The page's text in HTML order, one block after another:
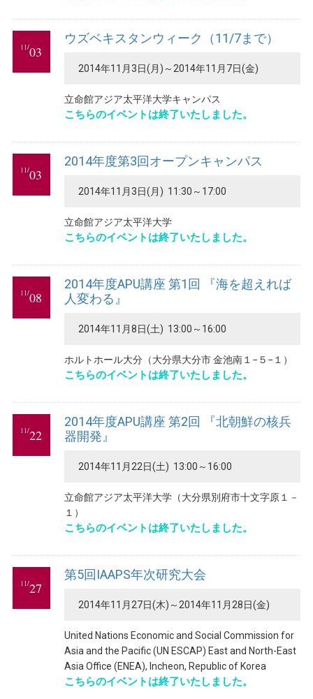
11/03
ウズベキスタンウィーク（11/7まで）
2014年11月3日(月)～2014年11月7日(金)
立命館アジア太平洋大学キャンパス
こちらのイベントは終了いたしました。
11/03
2014年度第3回オープンキャンパス
2014年11月3日(月) 11:30～17:00
立命館アジア太平洋大学
こちらのイベントは終了いたしました。
11/08
2014年度APU講座 第1回 『海を超えれば
人変わる』
2014年11月8日(土) 13:00～16:00
ホルトホール大分（大分県大分市 金池南１−５−１）
こちらのイベントは終了いたしました。
11/22
2014年度APU講座 第2回 『北朝鮮の核兵
器開発』
2014年11月22日(土) 13:00～16:00
立命館アジア太平洋大学（大分県別府市十文字原１－
１）
こちらのイベントは終了いたしました。
11/27
第5回IAAPS年次研究大会
2014年11月27日(木)～2014年11月28日(金)
United Nations Economic and Social Commission for
Asia and the Pacific (UN ESCAP) East and North-East
Asia Office (ENEA), Incheon, Republic of Korea
こちらのイベントは終了いたしました。